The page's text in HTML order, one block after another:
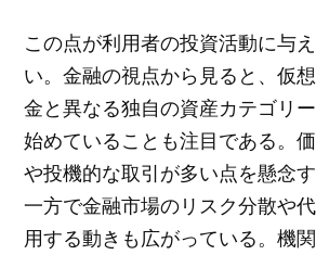
この点が利用者の投資活動に与
い。金融の視点から見ると、仮
金と異なる独自の資産カテゴリ
始めていることも注目である。
や投機的な取引が多い点を懸念す
一方で金融市場のリスク分散や
用する動きも広がっている。機